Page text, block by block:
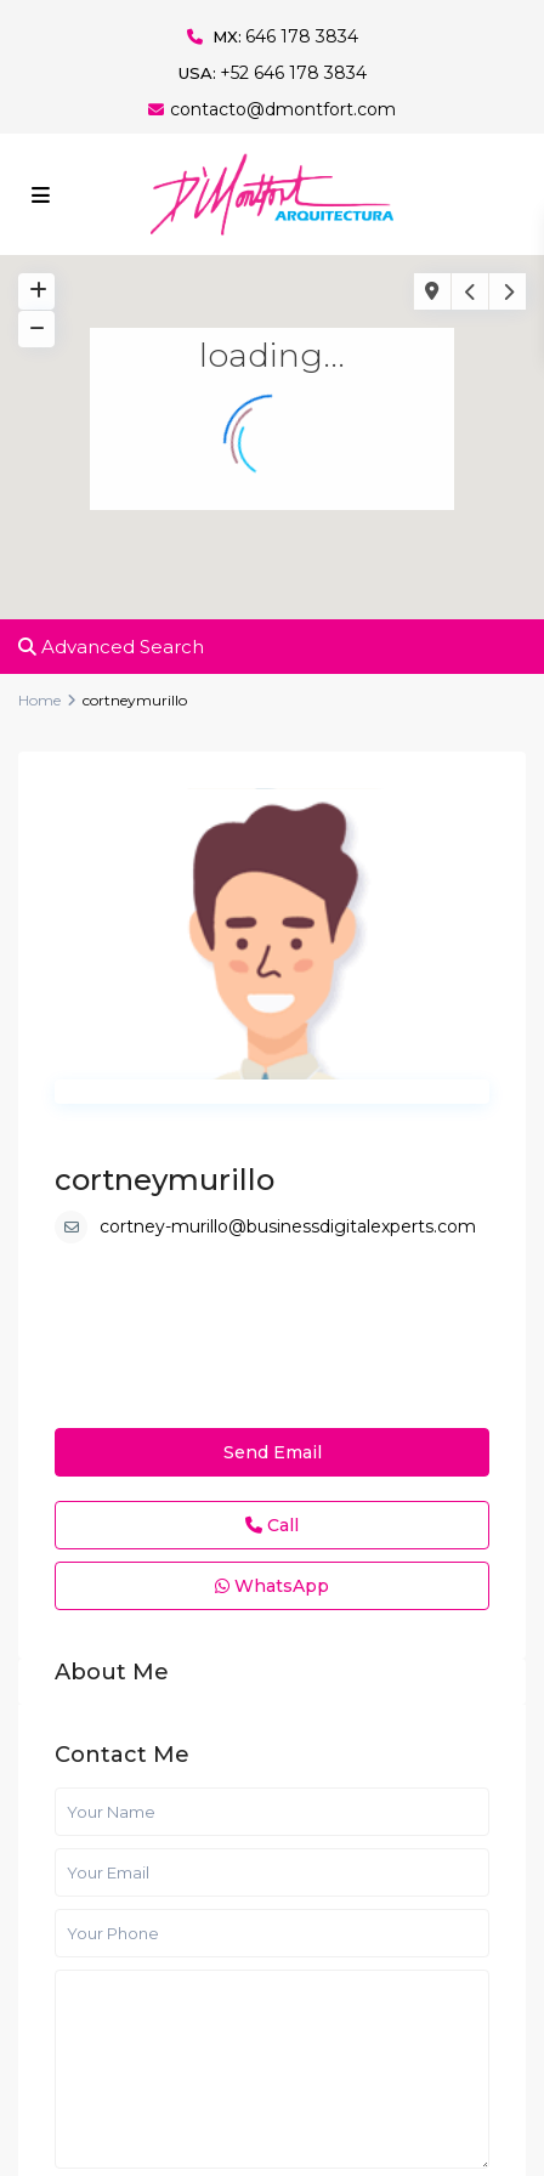
MX: 646 178 3834
USA: +52 646 178 3834
contacto@dmontfort.com
loading...
Advanced Search
Home cortneymurillo
cortneymurillo
cortney-murillo@businessdigitalexperts.com
Send Email
Call
WhatsApp
About Me
Contact Me